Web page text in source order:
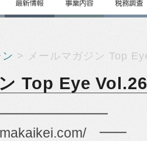
> メールマガジン Top
Top Eye
━━